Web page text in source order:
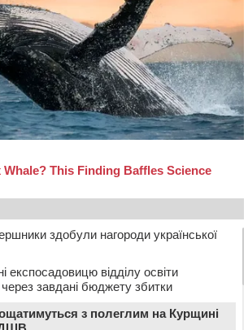
здобули нагороди української
експосадовицю відділу освіти
завдані бюджету збитки
з полеглим на Курщині